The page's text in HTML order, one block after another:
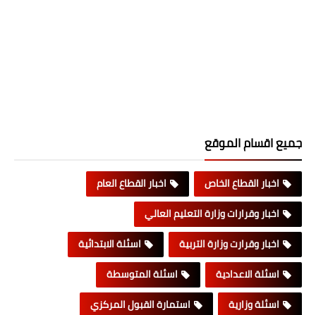
جميع اقسام الموقع
اخبار القطاع الخاص
اخبار القطاع العام
اخبار وقرارات وزارة التعليم العالي
اخبار وقرارت وزارة التربية
اسئلة الابتدائية
اسئلة الاعدادية
اسئلة المتوسطة
اسئلة وزارية
استمارة القبول المركزي